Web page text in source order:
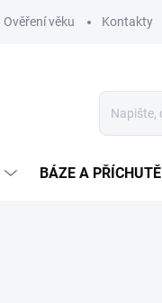
Ověření věku Kontakty
BÁZE A PŘÍCHUTĚ